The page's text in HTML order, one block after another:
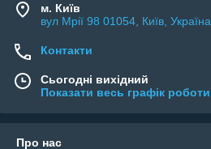
м. Київ
вул Мрії 98 01054, Київ, Україна
Контакти
Сьогодні вихідний
Показати весь графік роботи
Про нас